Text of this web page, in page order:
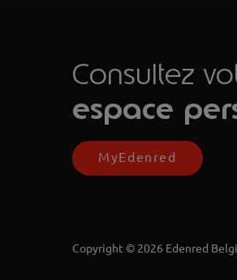
Consultez
espace
MyEdenred
Copyright © 2026 Edenred